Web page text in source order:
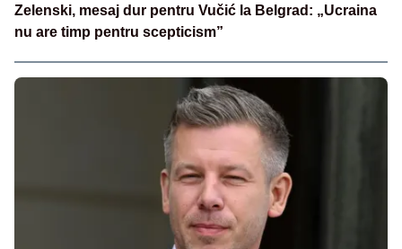
Zelenski, mesaj dur pentru Vučić la Belgrad: „Ucraina
nu are timp pentru scepticism”